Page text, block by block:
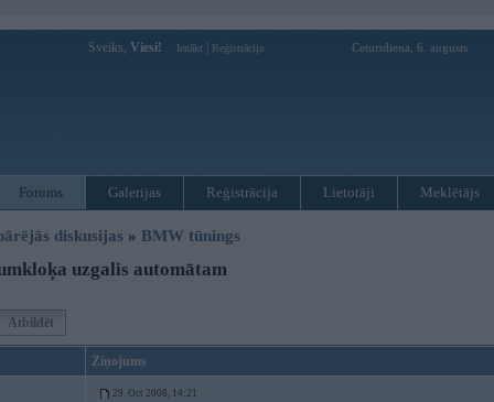
Sveiks, Viesi! Ienākt Reģistrācija Ceturtdiena, 6. augusts
Forums Galerijas Reģistrācija Lietotāji Meklētājs
diskusijas » BMW tūnings
uzgalis automātam
Atbildēt
Ziņojums
29. Oct 2008, 14:21